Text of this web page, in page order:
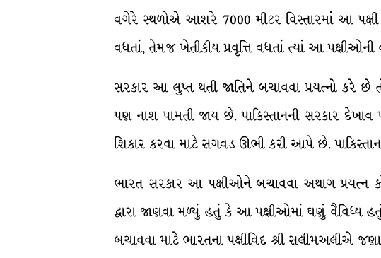
વગેરે સ્થળોએ આશરે 7000 મીટર વિસ્તારમાં આ પક્ષી
વધતાં, તેમજ ખેતીકીય પ્રવૃત્તિ વધતાં ત્યાં આ
સરકાર આ લુપ્ત થતી જાતિને બચાવવા પ્રયત્નો કરે છે
પણ નાશ પામતી જાય છે. પાકિસ્તાનની સરકાર
શિકાર કરવા માટે સગવડ ઊભી કરી આપે છે.
ભારત સરકાર આ પક્ષીઓને બચાવવા અથાગ પ્રયત્ન
દ્વારા જાણવા મળ્યું હતું કે આ પક્ષીઓમાં ઘણું વૈવિધ્ય
બચાવવા માટે ભારતના પક્ષીવિદ શ્રી સલીમઅલીએ